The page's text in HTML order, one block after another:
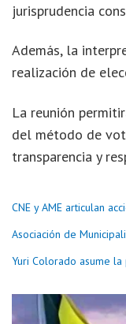
jurisprudencia
Además, la
realización de
La reunión
del método de
transparencia y
CNE y AME articulan
Asociación de
Yuri Colorado asume